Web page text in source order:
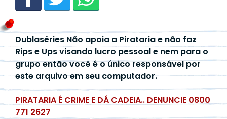
Dublaséries Não apoia a Pirataria e não faz
Rips e Ups visando lucro pessoal e nem para o
grupo então você é o único responsável por
este arquivo em seu computador.
PIRATARIA É CRIME E DÁ CADEIA.. DENUNCIE 0800
771 2627